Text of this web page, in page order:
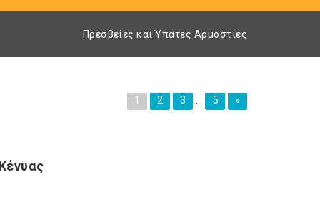
Πρεσβείες και Ύπατες Αρμοστίες
1 2 3 … 5 »